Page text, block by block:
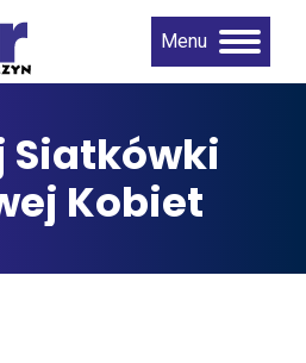
Menu
Siatkówki
Kobiet